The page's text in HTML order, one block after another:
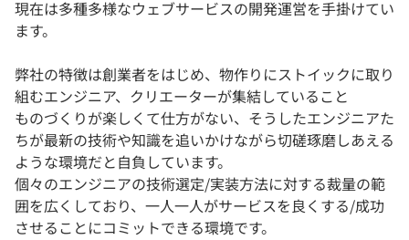
現在は多種多様なウェブサービスの開発運営を手掛けてい
ます。
弊社の特徴は創業者をはじめ、物作りにストイックに取り
組むエンジニア、クリエーターが集結していること
ものづくりが楽しくて仕方がない、そうしたエンジニアた
ちが最新の技術や知識を追いかけながら切磋琢磨しあえる
ような環境だと自負しています。
個々のエンジニアの技術選定/実装方法に対する裁量の範
囲を広くしており、一人一人がサービスを良くする/成功
させることにコミットできる環境です。